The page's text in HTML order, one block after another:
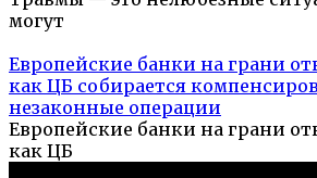
могут
Европейские банки на грани
как ЦБ собирается
незаконные операции
Европейские банки на грани
как ЦБ